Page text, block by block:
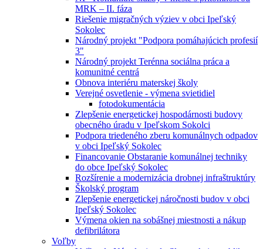
MRK – II. fáza
Riešenie migračných výziev v obci Ipeľský
Sokolec
Národný projekt "Podpora pomáhajúcich profesií
3"
Národný projekt Terénna sociálna práca a
komunitné centrá
Obnova interiéru materskej školy
Verejné osvetlenie - výmena svietidiel
fotodokumentácia
Zlepšenie energetickej hospodárnosti budovy
obecného úradu v Ipeľskom Sokolci
Podpora triedeného zberu komunálnych odpadov
v obci Ipeľský Sokolec
Financovanie Obstaranie komunálnej techniky
do obce Ipeľský Sokolec
Rozšírenie a modernizácia drobnej infraštruktúry
Školský program
Zlepšenie energetickej náročnosti budov v obci
Ipeľský Sokolec
Výmena okien na sobášnej miestnosti a nákup
defibrilátora
Voľby